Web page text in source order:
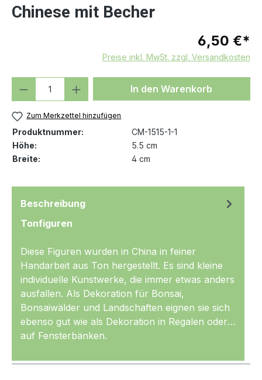
Chinese mit Becher
6,50 €*
Preise inkl. MwSt. zzgl. Versandkosten
Produkt Anzahl: Gib denIn den Warenkorb
Zum Merkzettel hinzufügen
Produktnummer:
CM-1515-1-1
Höhe:
5.5 cm
Breite:
4 cm
Beschreibung
Tonfiguren
Diese Figuren wurden in China in feiner
Handarbeit aus Ton hergestellt. Es sind kleine
individuelle Kunstwerke, die immer etwas anders
ausfallen. Als Dekoration für Bonsai,
Bonsaiwälder und Landschaften eignen sie sich
ebenso gut wie als Dekoration in Regalen oder
auf Fensterbänken.